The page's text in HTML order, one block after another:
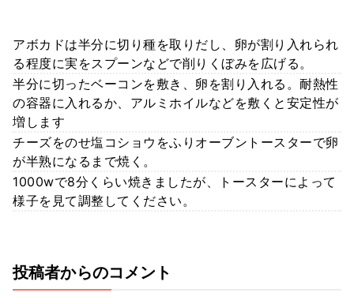
アボカドは半分に切り種を取りだし、卵が割り入れられ
る程度に実をスプーンなどで削りくぼみを広げる。
半分に切ったベーコンを敷き、卵を割り入れる。耐熱性
の容器に入れるか、アルミホイルなどを敷くと安定性が
増します
チーズをのせ塩コショウをふりオーブントースターで卵
が半熟になるまで焼く。
1000wで8分くらい焼きましたが、トースターによって
様子を見て調整してください。
投稿者からのコメント